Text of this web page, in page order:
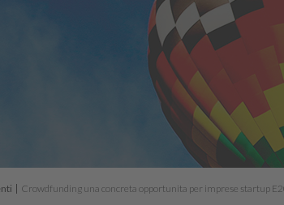
Crowdfunding una concreta opportunita per imprese startup